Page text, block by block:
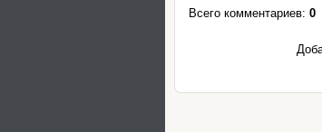
Всего комментариев: 0